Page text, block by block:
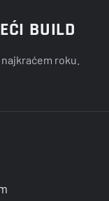
BUILD
roku.